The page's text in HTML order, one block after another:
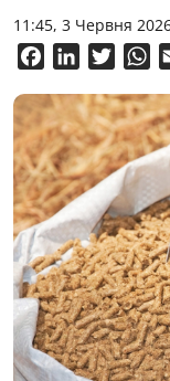
11:45, 3 Червня
FacebookLinkedIn